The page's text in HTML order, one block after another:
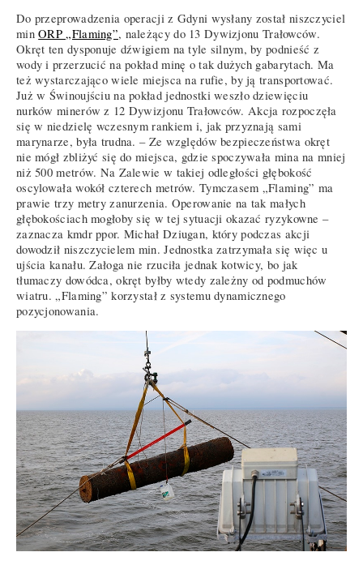
Do przeprowadzenia operacji z Gdyni wysłany został niszczyciel
minORP „Flaming”, należący do 13 Dywizjonu Trałowców.
Okręt ten dysponuje dźwigiem na tyle silnym, by podnieść z
wody i przerzucić na pokład minę o tak dużych gabarytach. Ma
też wystarczająco wiele miejsca na rufie, by ją transportować.
Już w Świnoujściu na pokład jednostki weszło dziewięciu
nurków minerów z 12 Dywizjonu Trałowców. Akcja rozpoczęła
się w niedzielę wczesnym rankiem i, jak przyznają sami
marynarze, była trudna. – Ze względów bezpieczeństwa okręt
nie mógł zbliżyć się do miejsca, gdzie spoczywała mina na mniej
niż 500 metrów. Na Zalewie w takiej odległości głębokość
oscylowała wokół czterech metrów. Tymczasem „Flaming” ma
prawie trzy metry zanurzenia. Operowanie na tak małych
głębokościach mogłoby się w tej sytuacji okazać ryzykowne –
zaznacza kmdr ppor. Michał Dziugan, który podczas akcji
dowodził niszczycielem min. Jednostka zatrzymała się więc u
ujścia kanału. Załoga nie rzuciła jednak kotwicy, bo jak
tłumaczy dowódca, okręt byłby wtedy zależny od podmuchów
wiatru. „Flaming” korzystał z systemu dynamicznego
pozycjonowania.